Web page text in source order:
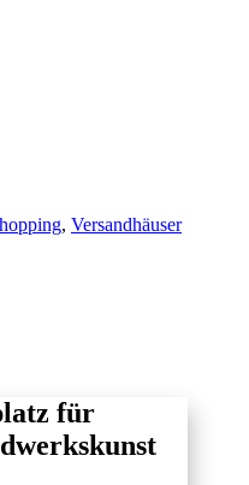
, Versandhäuser
für